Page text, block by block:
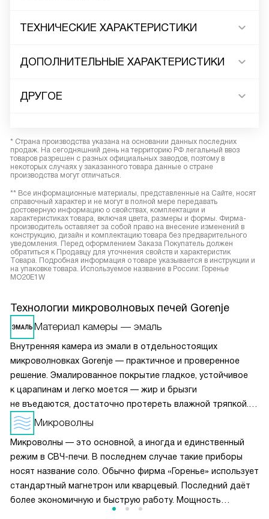
ТЕХНИЧЕСКИЕ ХАРАКТЕРИСТИКИ
ДОПОЛНИТЕЛЬНЫЕ ХАРАКТЕРИСТИКИ
ДРУГОЕ
* Страна производства указана на основании данных последних
продаж. На сегодняшний день на территорию РФ легальный ввоз
товаров разрешен с разных официальных заводов, поэтому в
некоторых случаях у заказанного товара данные о стране
производства могут отличаться.
** Все информационные материалы, представленные на Сайте, носят
справочный характер и не могут в полной мере передавать
достоверную информацию о свойствах, комплектации и
характеристиках товара, включая цвета, размеры и формы. Фирма-
производитель оставляет за собой право на внесение изменений в
конструкцию, дизайн и комплектацию товара без предварительного
уведомления. Перед оформлением Заказа Покупатель должен
обратиться к Продавцу для уточнения свойств и характеристик
Товара. Подробная информация о товаре указывается в инструкции и
на упаковке товара. Используемое название в России: Горенье
MO20E1W
Технологии микроволновых печей Gorenje
Материал камеры — эмаль
Внутренняя камера из эмали в отдельностоящих
микроволновках Gorenje — практичное и проверенное
решение. Эмалированное покрытие гладкое, устойчивое
к царапинам и легко моется — жир и брызги
не въедаются, достаточно протереть влажной тряпкой.
Устойчиво к перепадам температур, не выгорает
и не желтеет со временем. Хотя уступает нержавейке
в долговечности при агрессивном уходе, эмаль — более
бюджетный и тихий вариант (не гремит при касании
посуды). Подходит для повседневного использования,
особенно в сочетании с функцией очистки паром
AquaClean.
Микроволны
Микроволны — это основной, а иногда и единственный
режим в СВЧ-печи. В последнем случае такие приборы
носят название соло. Обычно фирма «Горенье» использует
стандартный магнетрон или кварцевый. Последний даёт
более экономичную и быструю работу. Мощность